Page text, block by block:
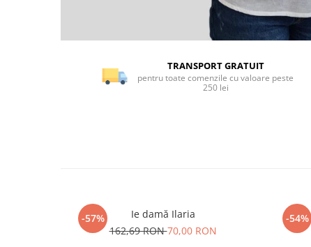
TRANSPORT GRATUIT
pentru toate comenzile cu valoare peste
250 lei
-57%
Ie damă Ilaria
162,69 RON70,00 RON
-54%